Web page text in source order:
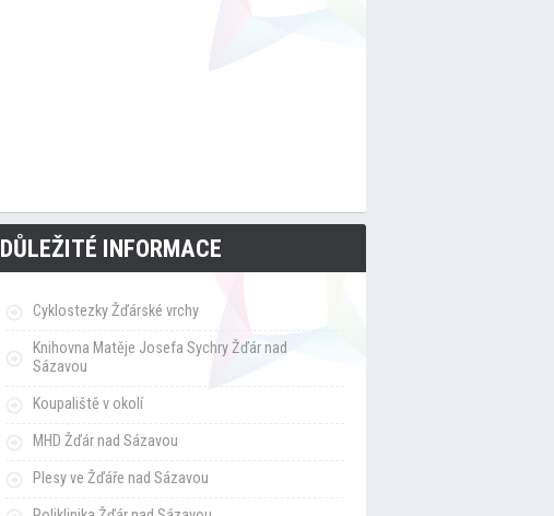
DŮLEŽITÉ INFORMACE
Cyklostezky Žďárské vrchy
Knihovna Matěje Josefa Sychry Žďár nad
Sázavou
Koupaliště v okolí
MHD Žďár nad Sázavou
Plesy ve Žďáře nad Sázavou